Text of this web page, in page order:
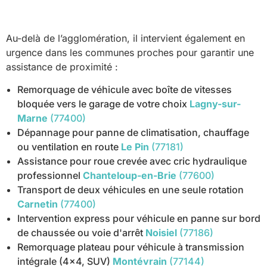
Au-delà de l’agglomération, il intervient également en
urgence dans les communes proches pour garantir une
assistance de proximité :
Remorquage de véhicule avec boîte de vitesses
bloquée vers le garage de votre choix Lagny-sur-
Marne (77400)
Dépannage pour panne de climatisation, chauffage
ou ventilation en route Le Pin (77181)
Assistance pour roue crevée avec cric hydraulique
professionnel Chanteloup-en-Brie (77600)
Transport de deux véhicules en une seule rotation
Carnetin (77400)
Intervention express pour véhicule en panne sur bord
de chaussée ou voie d'arrêt Noisiel (77186)
Remorquage plateau pour véhicule à transmission
intégrale (4x4, SUV) Montévrain (77144)